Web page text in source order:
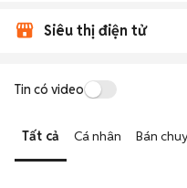
Siêu thị điện tử
Tin có video
Tất cả Cá nhân Bán